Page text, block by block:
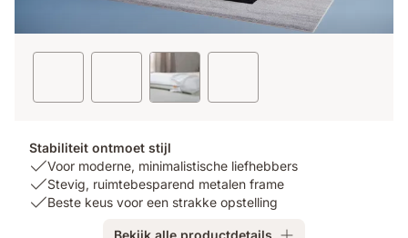
Stabiliteit ontmoet stijl
USP
1:
Voor
Voor moderne, minimalistische liefhebbers
USP
2:
Stevig, ruimtebesparend metalen frame
USPBeste keus voor een strakke opstelling
Bekijk alle productdetails